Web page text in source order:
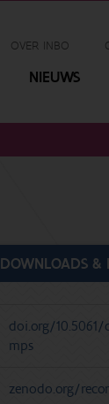
OVER INBO
NIEUWS
DOWNLOADS &
doi.org/10.5061/
mps
zenodo.org/